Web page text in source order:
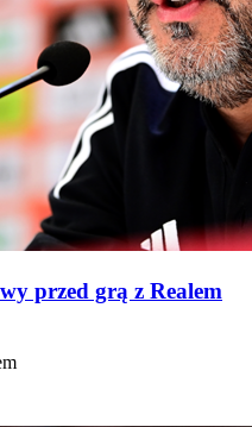
przed grą z Realem